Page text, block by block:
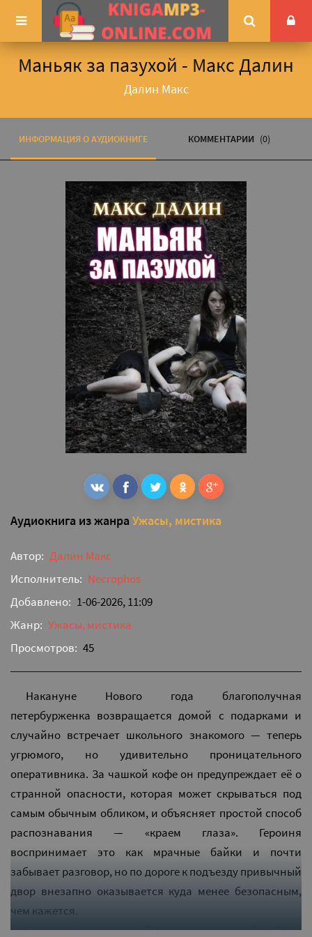
Маньяк за пазухой - Макс Далин
Далин Макс
ИНФОРМАЦИЯ О АУДИОКНИГЕ КОММЕНТАРИИ (0)
Аудиокнига из жанра Ужасы, мистика
Автор: Далин Макс
Исполнитель: Necrophos
Добавлено: 1-06-2026, 11:09
Жанр: Ужасы, мистика
Просмотров: 45
Накануне Нового года благополучная
петербурженка возвращается домой с подарками и
случайно встречает школьного знакомого — теперь
угрюмого, но удивительно проницательного
оперативника. За чашкой кофе он предупреждает её о
странной опасности, которая может скрываться под
самым обычным обликом, и объясняет простой способ
распознавания — «краем глаза». Героиня
воспринимает это как мрачные байки и почти
забывает разговор, но по дороге к подъезду привычный
двор внезапно оказывается куда менее безопасным,
чем кажется.
Слушать аудиокнигу "Маньяк за пазухой - Макс